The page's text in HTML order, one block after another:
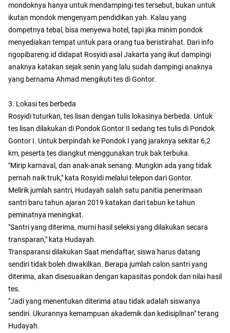
mondoknya hanya untuk mendampingi tes tersebut, bukan untuk
ikutan mondok mengenyam pendidikan yah. Kalau yang
dompetnya tebal, bisa menyewa hotel, tapi jika minim pondok
menyediakan tempat untuk para orang tua beristirahat. Dari info
ngopibareng.id didapat Rosyidi asal Jakarta yang ikut dampingi
anaknya katakan sejak senin yang lalu sudah dampingi anaknya
yang bernama Ahmad mengikuti tes di Gontor.
3. Lokasi tes berbeda
Rosyidi tuturkan, tes lisan dengan tulis lokasinya berbeda. Untuk
tes lisan dilakukan di Pondok Gontor II sedang tes tulis di Pondok
Gontor I. Untuk berpindah ke Pondok I yang jaraknya sekitar 6,2
km, peserta tes diangkut menggunakan truk bak terbuka.
"Mirip karnaval, dan anak-anak senang. Mungkin ada yang tidak
pernah naik truk," kata Rosyidi melalui telepon dari Gontor.
Melirik jumlah santri, Hudayah salah satu panitia penerimaan
santri baru tahun ajaran 2019 katakan dari tabun ke tahun
peminatnya meningkat.
"Santri yang diterima, murni hasil seleksi yang dilakukan secara
transparan," kata Hudayah.
Transparansi dilakukan Saat mendaftar, siswa harus datang
sendiri tidak boleh diwakilkan. Berapa jumlah calon santri yang
diterima, akan disesuaikan dengan kapasitas pondok dan nilai hasil
tes.
"Jadi yang menentukan diterima atau tidak adalah siswanya
sendiri. Ukurannya kemampuan akademik dan kedisiplinan" terang
Hudayah.